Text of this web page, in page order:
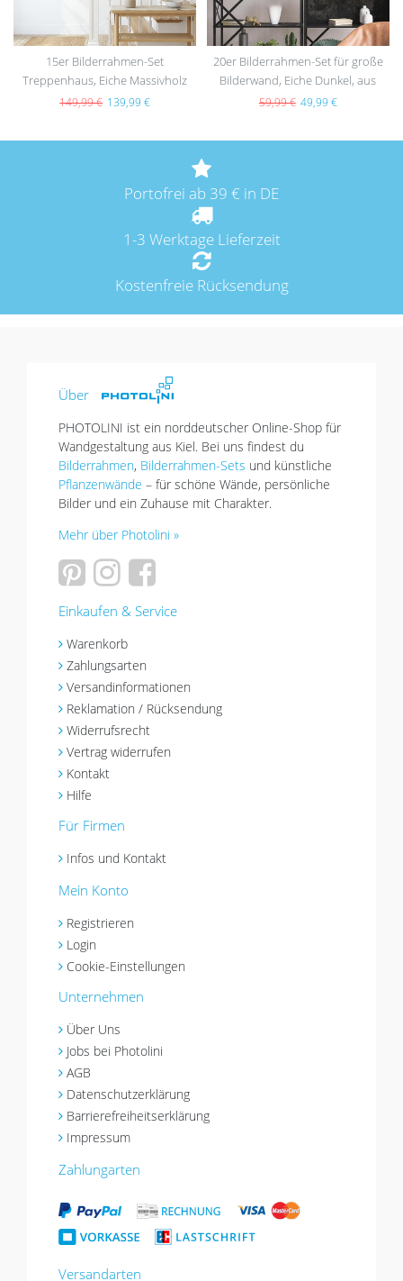
15er Bilderrahmen-Set
Treppenhaus, Eiche Massivholz
(EU)
149,99 € 139,99 €
20er Bilderrahmen-Set für große
Bilderwand, Eiche Dunkel, aus
MDF
59,99 € 49,99 €
Portofrei ab 39 € in DE
1-3 Werktage Lieferzeit
Kostenfreie Rücksendung
Über
PHOTOLINI ist ein norddeutscher Online-Shop für
Wandgestaltung aus Kiel. Bei uns findest du
Bilderrahmen, Bilderrahmen-Sets und künstliche
Pflanzenwände – für schöne Wände, persönliche
Bilder und ein Zuhause mit Charakter.
Mehr über Photolini »
Einkaufen & Service
Warenkorb
Zahlungsarten
Versandinformationen
Reklamation / Rücksendung
Widerrufsrecht
Vertrag widerrufen
Kontakt
Hilfe
Für Firmen
Infos und Kontakt
Mein Konto
Registrieren
Login
Cookie-Einstellungen
Unternehmen
Über Uns
Jobs bei Photolini
AGB
Datenschutzerklärung
Barrierefreiheitserklärung
Impressum
Zahlungarten
Versandarten